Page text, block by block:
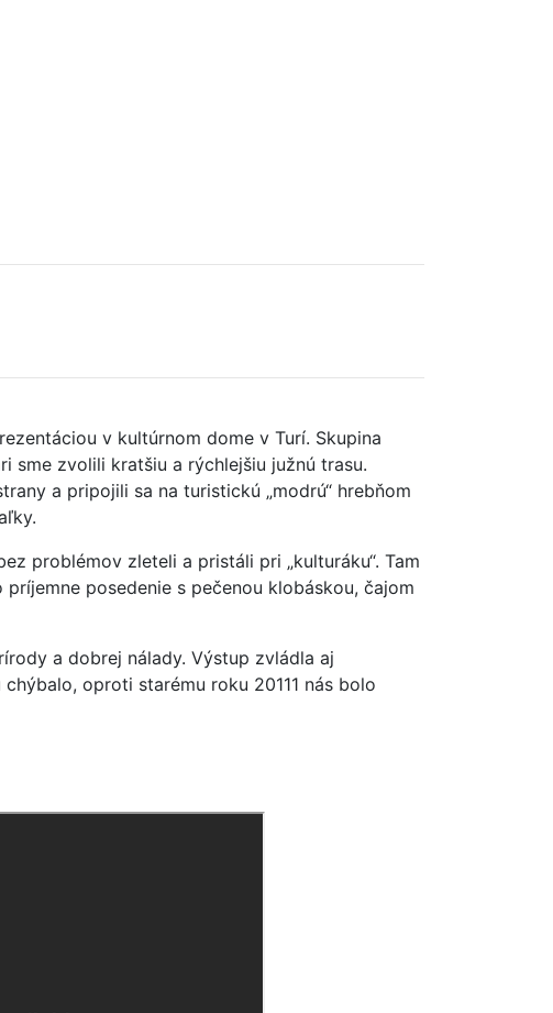
v kultúrnom dome v Turí. Skupina
sme zvolili kratšiu a rýchlejšiu južnú trasu.
a pripojili sa na turistickú „modrú“ hrebňom
problémov zleteli a pristáli pri „kulturáku“. Tam
posedenie s pečenou klobáskou, čajom
a dobrej nálady. Výstup zvládla aj
oproti starému roku 20111 nás bolo